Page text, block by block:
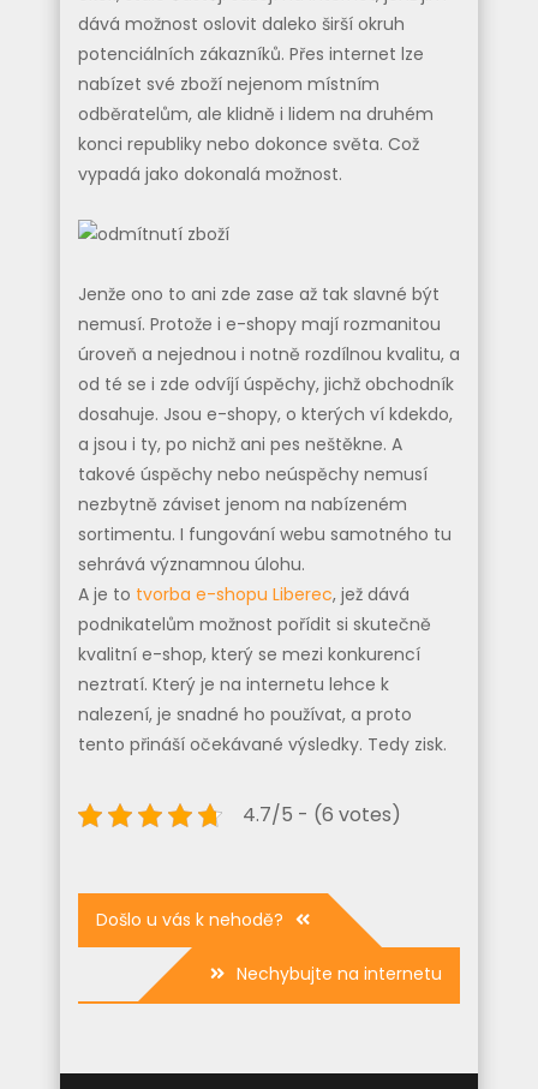
dává možnost oslovit daleko širší okruh
potenciálních zákazníků. Přes internet lze
nabízet své zboží nejenom místním
odběratelům, ale klidně i lidem na druhém
konci republiky nebo dokonce světa. Což
vypadá jako dokonalá možnost.
Jenže ono to ani zde zase až tak slavné být
nemusí. Protože i e-shopy mají rozmanitou
úroveň a nejednou i notně rozdílnou kvalitu, a
od té se i zde odvíjí úspěchy, jichž obchodník
dosahuje. Jsou e-shopy, o kterých ví kdekdo,
a jsou i ty, po nichž ani pes neštěkne. A
takové úspěchy nebo neúspěchy nemusí
nezbytně záviset jenom na nabízeném
sortimentu. I fungování webu samotného tu
sehrává významnou úlohu.
A je to tvorba e-shopu Liberec, jež dává
podnikatelům možnost pořídit si skutečně
kvalitní e-shop, který se mezi konkurencí
neztratí. Který je na internetu lehce k
nalezení, je snadné ho používat, a proto
tento přináší očekávané výsledky. Tedy zisk.
4.7/5 - (6 votes)
Navigace
pro
příspěvek
Došlo u vás k nehodě?
Nechybujte na internetu